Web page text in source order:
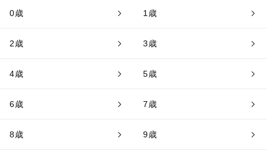
0歳 1歳
2歳 3歳
4歳 5歳
6歳 7歳
8歳 9歳